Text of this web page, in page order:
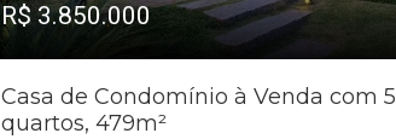
R$ 3.850.000
Casa de Condomínio à Venda com 5
quartos, 479m²